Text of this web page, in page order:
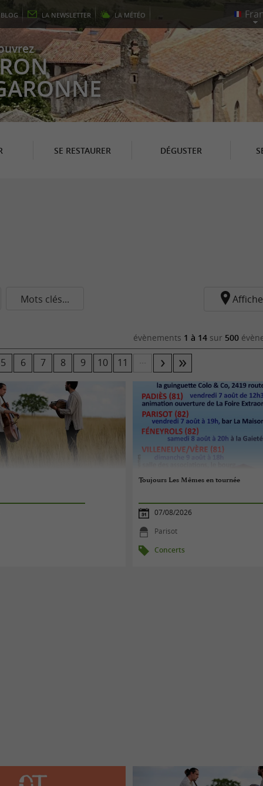
BLOG LA NEWSLETTER LA MÉTÉO
SE RESTAURER DÉGUSTER
Mots clés...
évènements 1 à 14 sur 500
5 6 7 8 9 10 11
Toujours Les Mêmes en tournée
07/08/2026
Parisot
Concerts